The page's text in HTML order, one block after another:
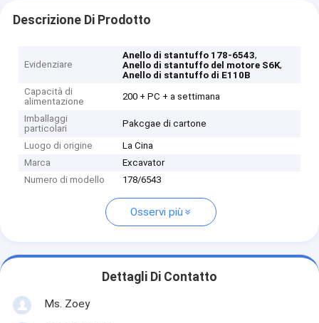
Descrizione Di Prodotto
Evidenziare
Anello di stantuffo 178-6543,
Anello di stantuffo del motore S6K,
Anello di stantuffo di E110B
Capacità di
alimentazione
200 + PC + a settimana
Imballaggi
particolari
Pakcgae di cartone
Luogo di origine
La Cina
Marca
Excavator
Numero di modello
178/6543
Osservi più
Dettagli Di Contatto
Ms. Zoey